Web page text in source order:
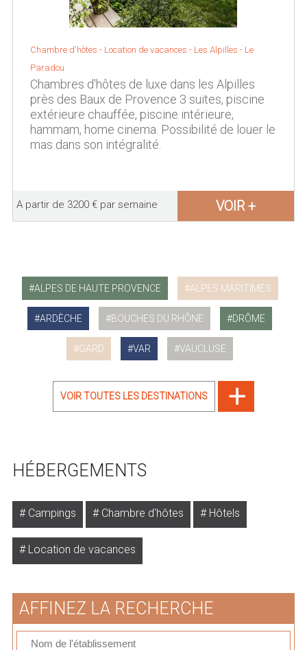
Chambre d'hôtes - Location de vacances - Les Alpilles - Le
Paradou
Chambres d'hôtes de luxe dans les Alpilles
près des Baux de Provence 3 suites, piscine
extérieure chauffée, piscine intérieure,
hammam, home cinema. Possibilité de louer le
mas dans son intégralité.
A partir de 3200 € par semaine VOIR +
ALPES DE HAUTE PROVENCE ALPES MARITIMES
ARDÈCHE BOUCHES DU RHÔNE DRÔME
GARD VAR VAUCLUSE
VOIR TOUTES LES DESTINATIONS
HÉBERGEMENTS
Campings Chambre d'hôtes Hôtels
Location de vacances
AFFINEZ LA RECHERCHE